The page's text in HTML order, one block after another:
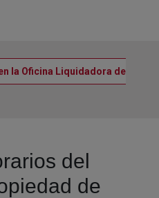
la Oficina Liquidadora de
del
de